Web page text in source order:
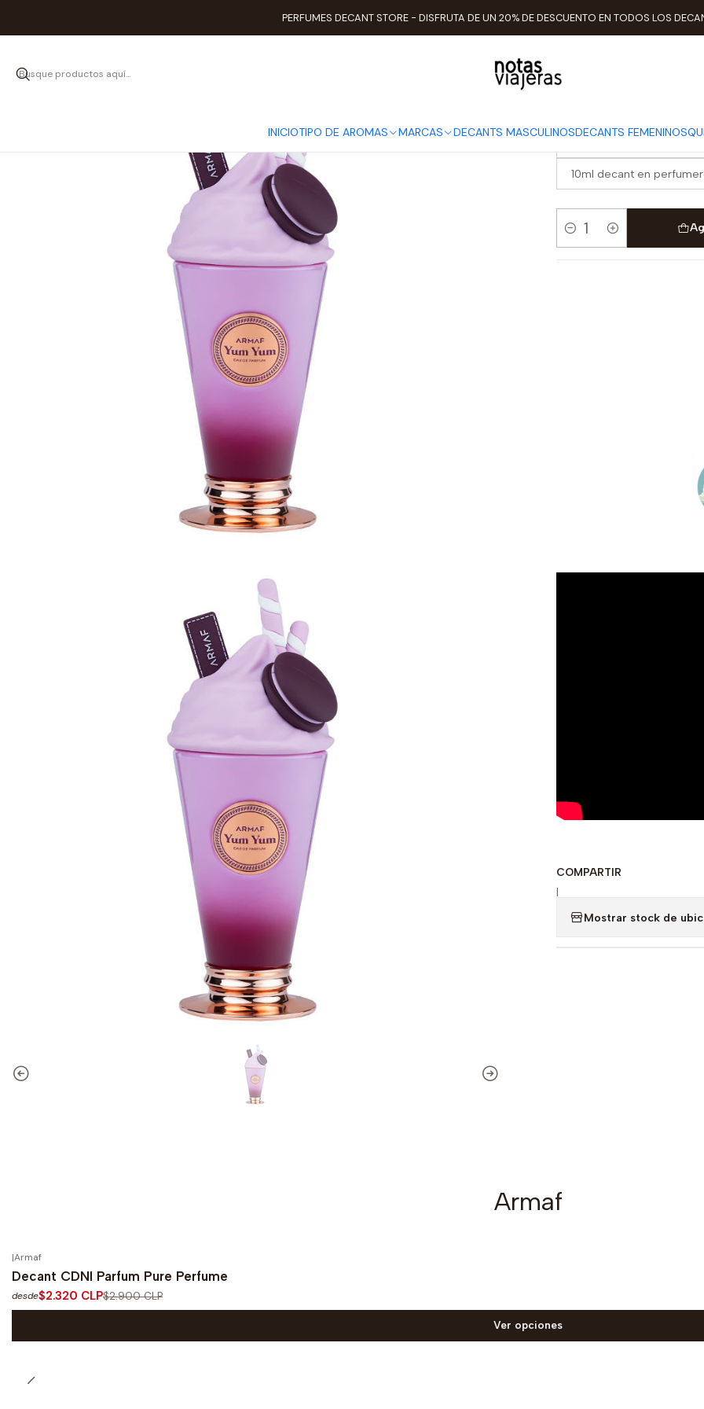
INICIOTIPO DE AROMAS MARCAS DECANTS MASCULINOSDECANTS FEMENINOS
PERFUMES DECANT STORE - DISFRUTA DE UN 20% DE DESCUENTO EN TODOS LOS
Inicio TIPO DE AROMAS Cítricos Decant Armaf Yum Yum
Decant
10ml decant en
Cantidad
COMPARTIR
|
Mostrar stock de
Armaf
|Armaf
Decant CDNI Parfum Pure Perfume
desde$2.320 CLP$2.900 CLP
Ver opciones